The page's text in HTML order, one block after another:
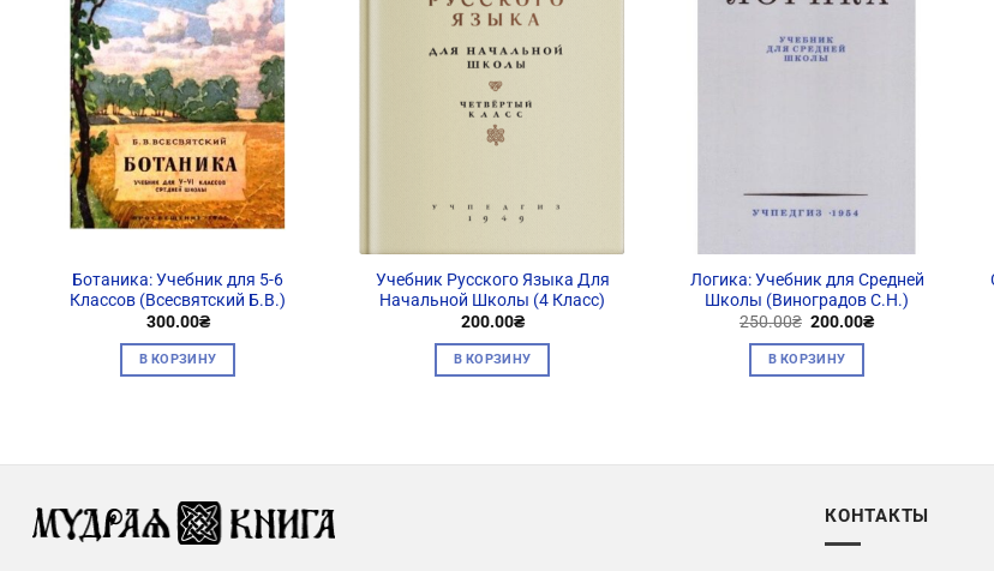
Ботаника: Учебник для 5-6
Классов (Всесвятский Б.В.)
300.00₴
В КОРЗИНУ
Учебник Русского Языка Для
Начальной Школы (4 Класс)
200.00₴
В КОРЗИНУ
Логика: Учебник для Средней
Школы (Виноградов С.Н.)
250.00₴ Первоначальная
составляла
250.00₴.
200.00₴Текущая
В КОРЗИНУ
КОНТАКТЫ